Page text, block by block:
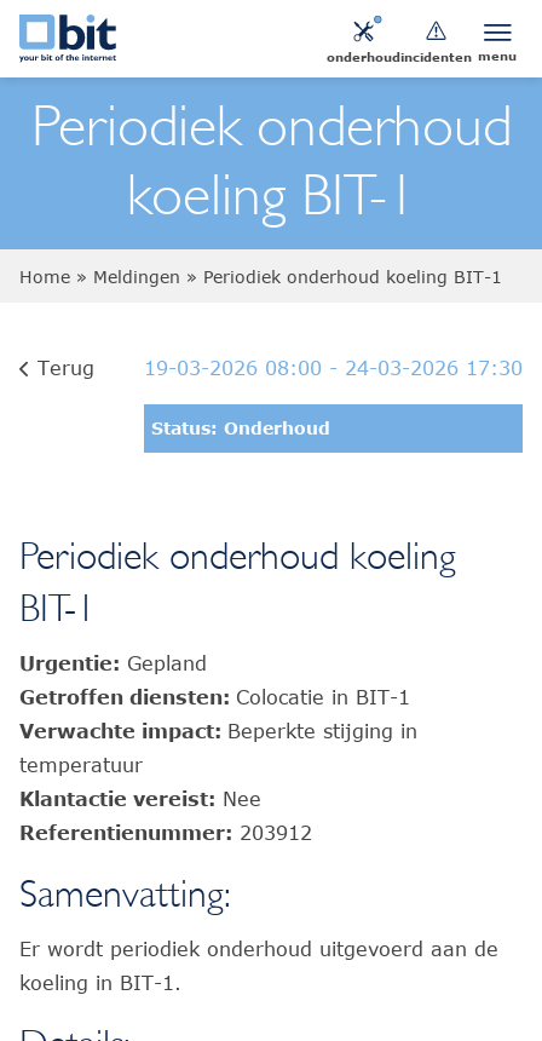
onderhoudincidenten menu
Periodiek onderhoud
koeling BIT-1
Home » Meldingen » Periodiek onderhoud koeling BIT-1
Terug 19-03-2026 08:00 - 24-03-2026 17:30
Status: Onderhoud
Periodiek onderhoud koeling
BIT-1
Urgentie: Gepland
Getroffen diensten: Colocatie in BIT-1
Verwachte impact: Beperkte stijging in
temperatuur
Klantactie vereist: Nee
Referentienummer: 203912
Samenvatting:
Er wordt periodiek onderhoud uitgevoerd aan de
koeling in BIT-1.